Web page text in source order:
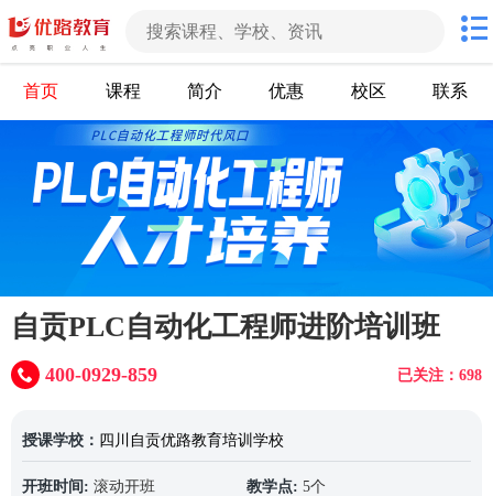
首页 课程 简介 优惠 校区 联系
自贡PLC自动化工程师进阶培训班
已关注：698
400-0929-859
授课学校： 四川自贡优路教育培训学校
开班时间: 滚动开班 教学点: 5个